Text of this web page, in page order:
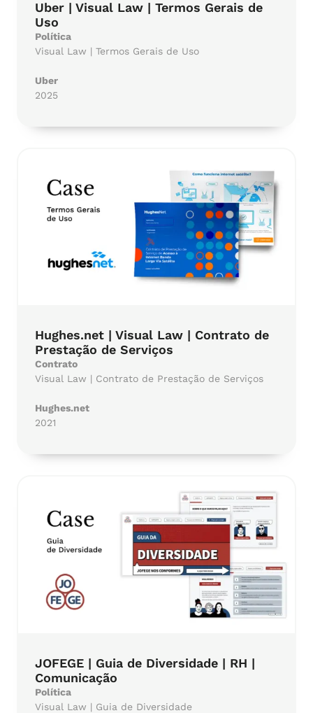
Uber | Visual Law | Termos Gerais de
Uso
Política
Visual Law | Termos Gerais de Uso
Uber
2025
Hughes.net | Visual Law | Contrato de
Prestação de Serviços
Contrato
Visual Law | Contrato de Prestação de Serviços
Hughes.net
2021
JOFEGE | Guia de Diversidade | RH |
Comunicação
Política
Visual Law | Guia de Diversidade